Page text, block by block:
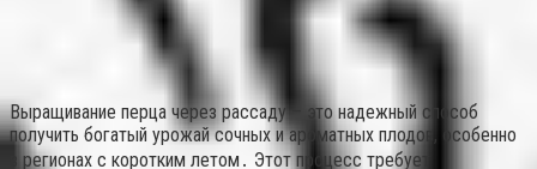
Выращивание перца через рассаду – это надежный способ
получить богатый урожай сочных и ароматных плодов, особенно
в регионах с коротким летом․ Этот процесс требует